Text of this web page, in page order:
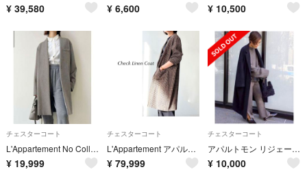
¥ 39,580 ¥ 6,600 ¥ 10,500
チェスターコート
L'Appartement No Collar Chester Coat
¥ 19,999
チェスターコート
L'Appartement アパルトモン Check Linen Coat
¥ 79,999
チェスターコート
アパルトモン リジェール volume coat
¥ 10,000